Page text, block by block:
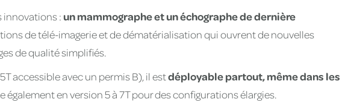
innovations : un mammographe et un échographe de dernière
de télé-imagerie et de dématérialisation qui ouvrent de nouvelles
de qualité simplifiés.
accessible avec un permis B), il estdéployable partout, même dans les
également en version 5 à 7T pour des configurations élargies.